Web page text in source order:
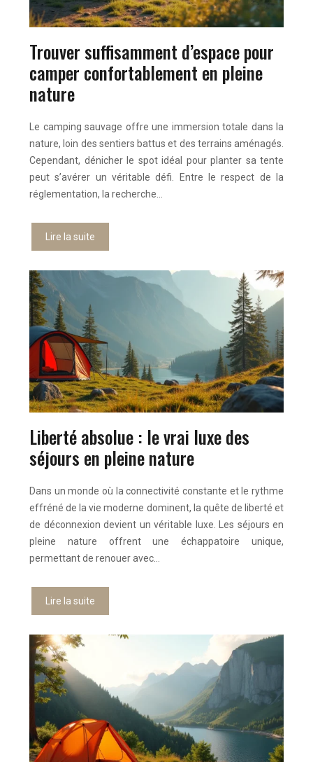
Trouver suffisamment d’espace pour
camper confortablement en pleine
nature
Le camping sauvage offre une immersion totale dans la
nature, loin des sentiers battus et des terrains aménagés.
Cependant, dénicher le spot idéal pour planter sa tente
peut s’avérer un véritable défi. Entre le respect de la
réglementation, la recherche…
Lire la suite
Liberté absolue : le vrai luxe des
séjours en pleine nature
Dans un monde où la connectivité constante et le rythme
effréné de la vie moderne dominent, la quête de liberté et
de déconnexion devient un véritable luxe. Les séjours en
pleine nature offrent une échappatoire unique,
permettant de renouer avec…
Lire la suite